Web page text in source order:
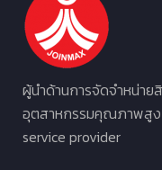
ผู้นำด้านการจัดจำหน่าย
อุตสาหกรรมคุณภาพสูง
service provider